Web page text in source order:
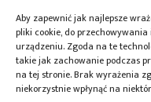
Aby zapewnić jak najlepsze
pliki cookie, do
urządzeniu. Zgoda na te
takie jak zachowanie podczas
na tej stronie. Brak wyrażenia
niekorzystnie wpłynąć na
Tagi:NDN,oscyloskop,